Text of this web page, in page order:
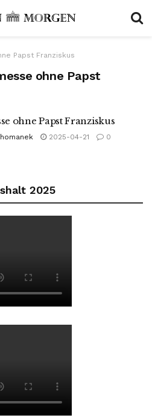
Papst Franziskus
ohne Papst
ohne Papst Franziskus
2025-04-21 0
2025